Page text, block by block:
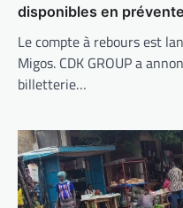
disponibles en prévente
Le compte à rebours est
Migos. CDK GROUP a
billetterie…